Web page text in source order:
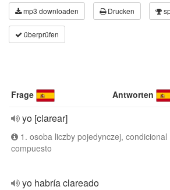
mp3 downloaden Drucken
überprüfen
Frage Antworten
yo [clarear]
1. osoba liczby pojedynczej, condicional
compuesto
yo habría clareado